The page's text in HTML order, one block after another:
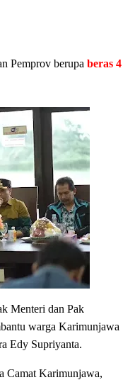
Pemprov berupa beras 4
Menteri dan Pak
warga Karimunjawa
Edy Supriyanta.
Camat Karimunjawa,